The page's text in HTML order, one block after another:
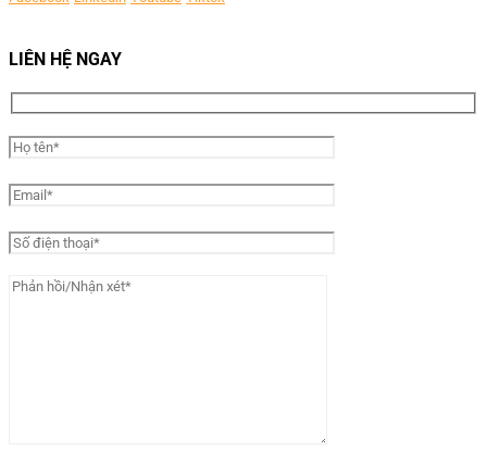
LIÊN HỆ NGAY